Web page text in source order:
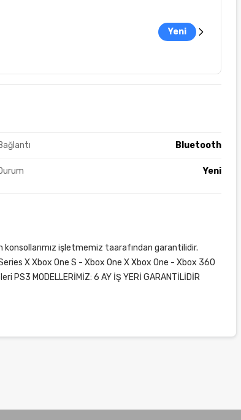
Yeni
Bluetooth
Yeni
konsollarımız işletmemiz taarafından garantilidir.
X Xbox One S - Xbox One X Xbox One - Xbox 360
MODELLERİMİZ: 6 AY İŞ YERİ GARANTİLİDİR